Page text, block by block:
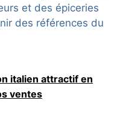
et des épiceries
des références du
italien attractif en
ventes